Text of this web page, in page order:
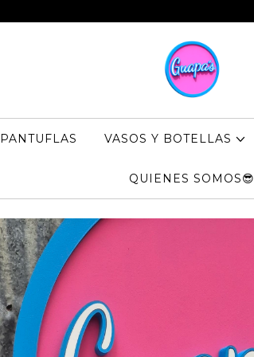
PANTUFLAS VASOS Y BOTELLAS
QUIENES SOMOS😎